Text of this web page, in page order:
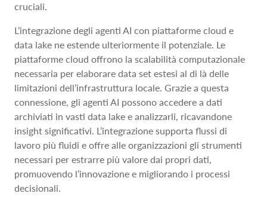
cruciali.
L’integrazione degli agenti AI con piattaforme cloud e
data lake ne estende ulteriormente il potenziale. Le
piattaforme cloud offrono la scalabilità computazionale
necessaria per elaborare data set estesi al di là delle
limitazioni dell’infrastruttura locale. Grazie a questa
connessione, gli agenti AI possono accedere a dati
archiviati in vasti data lake e analizzarli, ricavandone
insight significativi. L’integrazione supporta flussi di
lavoro più fluidi e offre alle organizzazioni gli strumenti
necessari per estrarre più valore dai propri dati,
promuovendo l’innovazione e migliorando i processi
decisionali.